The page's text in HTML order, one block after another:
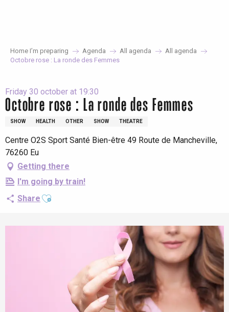
Home I’m preparing Agenda All agenda
All agenda
Octobre rose : La ronde des Femmes
Friday 30 october at 19:30
Octobre rose : La ronde des Femmes
SHOW HEALTH OTHER SHOW THEATRE
Centre O2S Sport Santé Bien-être 49 Route de Mancheville,
76260 Eu
Getting there
I'm going by train!
Share Ajouter aux favoris